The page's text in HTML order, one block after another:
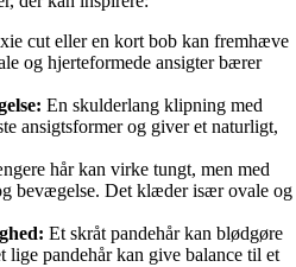
cut eller en kort bob kan fremhæve
og hjerteformede ansigter bærer
En skulderlang klipning med
ansigtsformer og giver et naturligt,
hår kan virke tungt, men med
bevægelse. Det klæder især ovale og
Et skråt pandehår kan blødgøre
lige pandehår kan give balance til et